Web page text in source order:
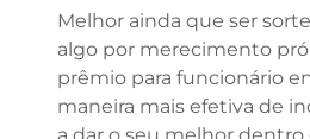
Melhor ainda que ser
algo por merecimento
prêmio para funcionário
maneira mais efetiva de